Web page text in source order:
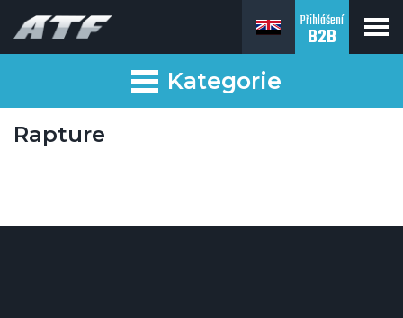
Přihlášení
B2B
Kategorie
Rapture